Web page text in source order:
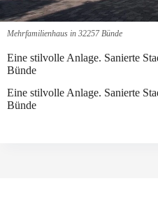
Mehrfamilienhaus in 32257 Bünde
Eine stilvolle Anlage. Sanierte
Bünde
Eine stilvolle Anlage. Sanierte
Bünde